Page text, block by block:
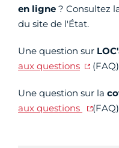
en ligne ? Consultez
du site de l'État.
Une question sur
aux questions
Une question sur la
aux questions